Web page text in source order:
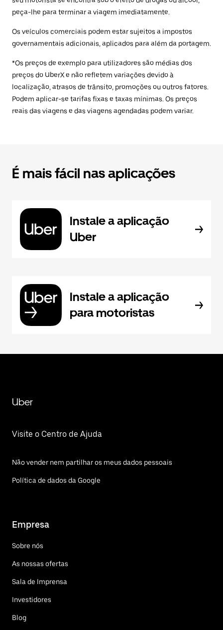
peça-lhe para terminar a viagem imediatamente.
Os veículos comerciais podem estar sujeitos a impostos
governamentais adicionais, aplicados para além da portagem.
*Os preços de exemplo para utilizadores são médias dos
preços do UberX e não refletem variações devido à
localização, atrasos de trânsito, promoções ou outros fatores.
Podem aplicar-se tarifas fixas e taxas mínimas. Os preços
reais das viagens e das viagens agendadas podem variar.
É mais fácil nas aplicações
Instale a aplicação
Uber
Instale a aplicação
para motoristas
Uber
Visite o Centro de Ajuda
Não vender nem partilhar os meus dados pessoais
Política de dados da Google
Empresa
Sobre nós
As nossas ofertas
Sala de Imprensa
Investidores
Blog